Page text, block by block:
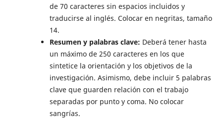
de 70 caracteres sin espacios incluidos y
traducirse al inglés. Colocar en negritas, tamaño
14.
Resumen y palabras clave: Deberá tener hasta
un máximo de 250 caracteres en los que
sintetice la orientación y los objetivos de la
investigación. Asimismo, debe incluir 5 palabras
clave que guarden relación con el trabajo
separadas por punto y coma. No colocar
sangrías.